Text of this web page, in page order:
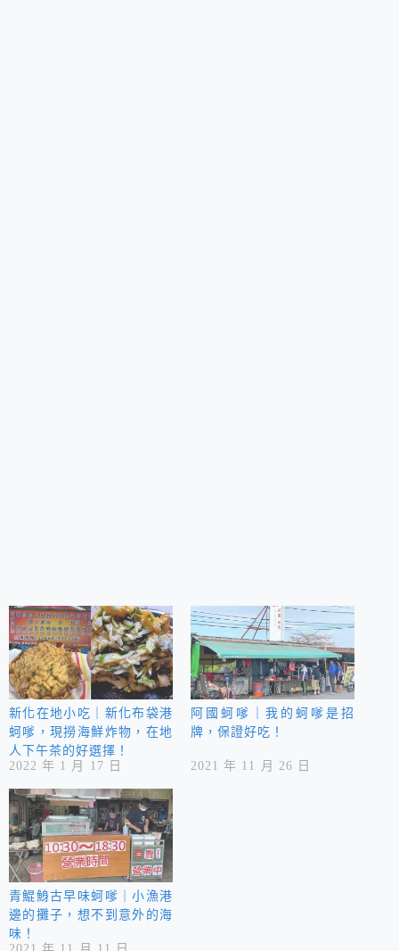
新化在地小吃｜新化布袋港
蚵嗲，現撈海鮮炸物，在地
人下午茶的好選擇！
2022 年 1 月 17 日
阿國蚵嗲｜我的蚵嗲是招
牌，保證好吃！
2021 年 11 月 26 日
青鯤鯓古早味蚵嗲｜小漁港
邊的攤子，想不到意外的海
味！